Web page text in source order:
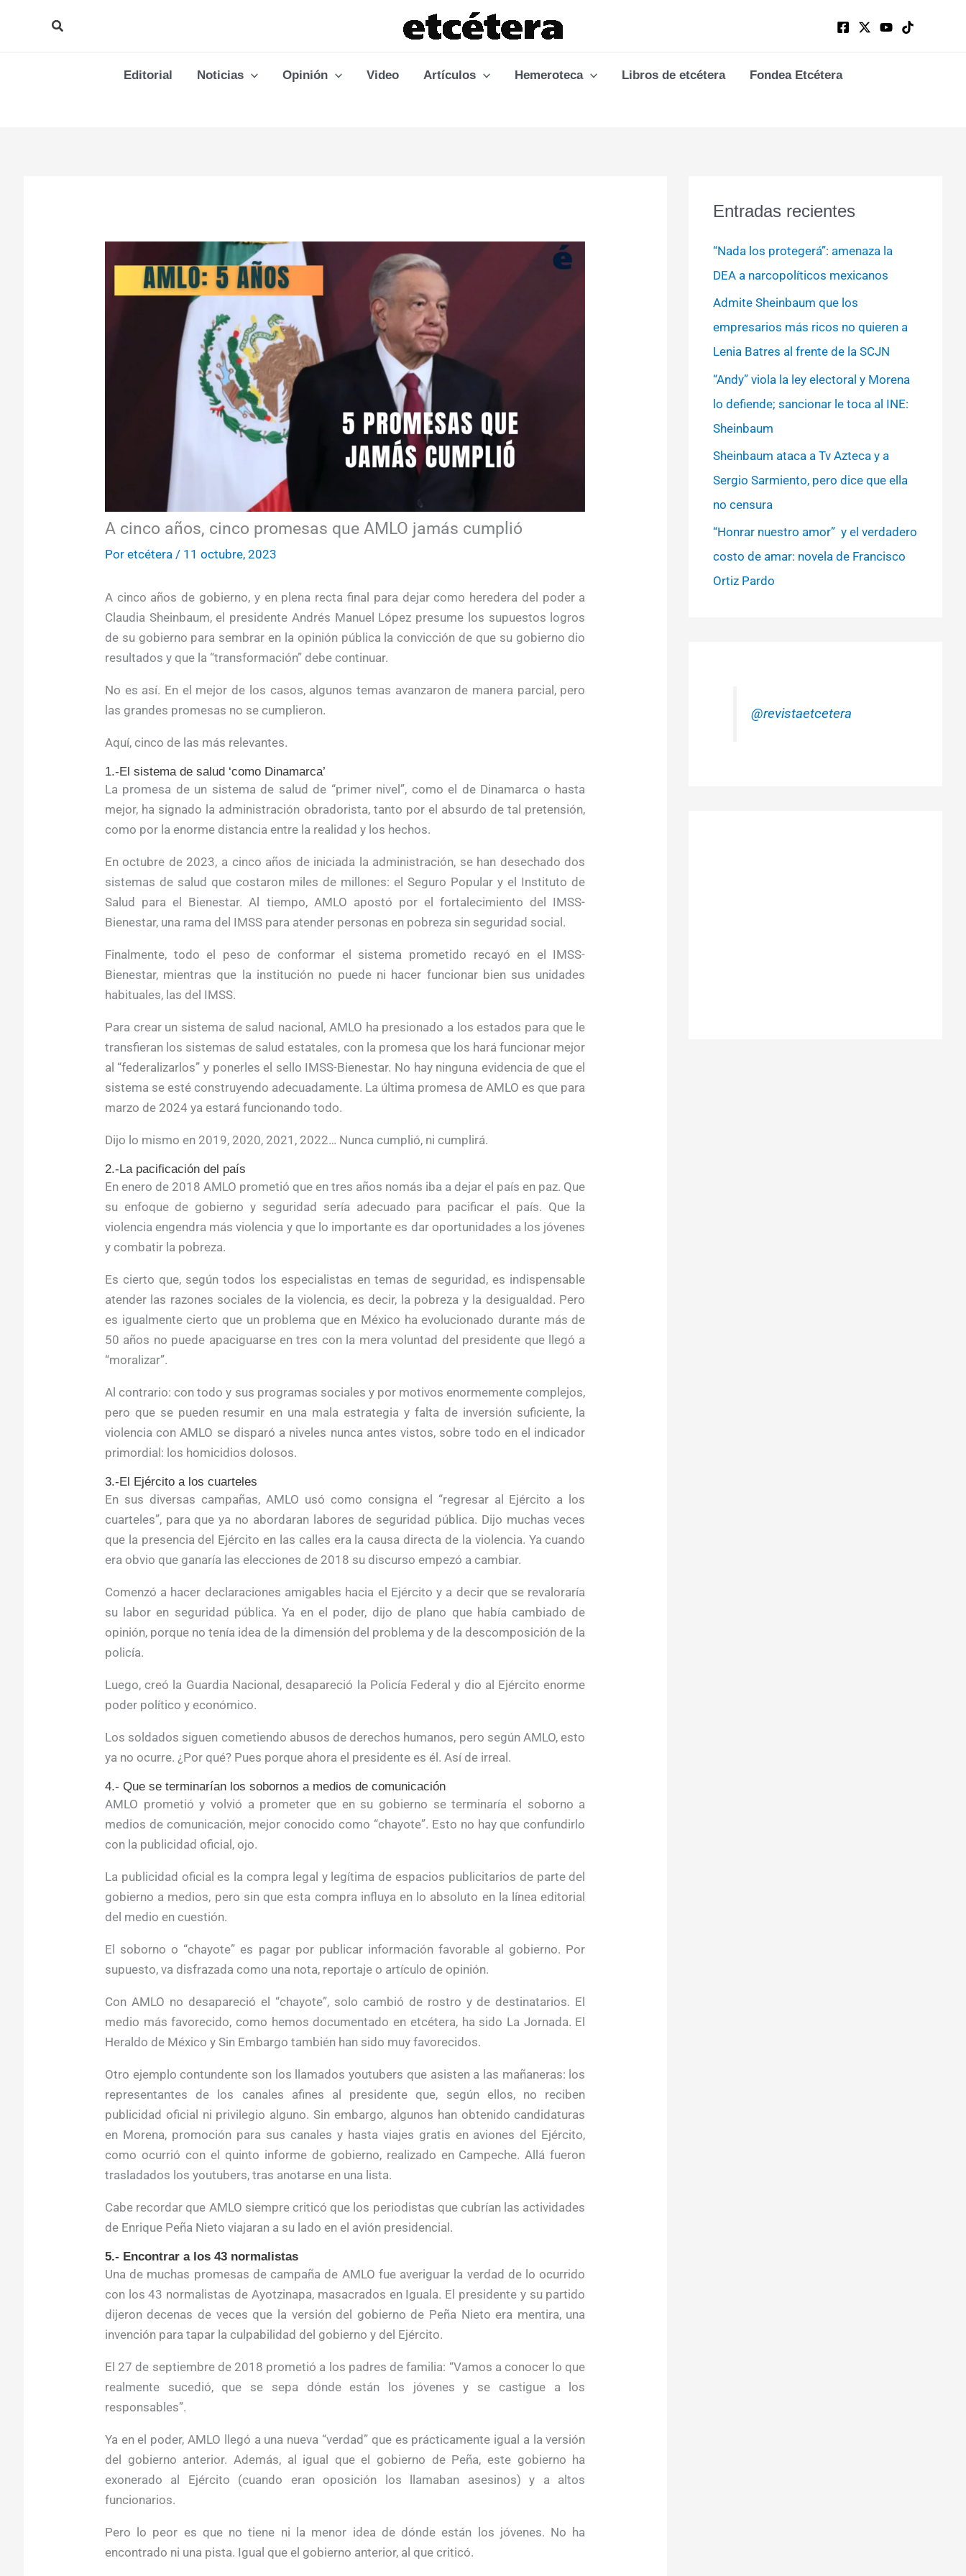
Buscar
Editorial Noticias Opinión Video Artículos Hemeroteca Libros de etcétera Fondea Etcétera
A cinco años, cinco promesas que AMLO jamás cumplió
Por etcétera / 11 octubre, 2023
A cinco años de gobierno, y en plena recta final para dejar como heredera del poder a
Claudia Sheinbaum, el presidente Andrés Manuel López presume los supuestos logros
de su gobierno para sembrar en la opinión pública la convicción de que su gobierno dio
resultados y que la “transformación” debe continuar.
No es así. En el mejor de los casos, algunos temas avanzaron de manera parcial, pero
las grandes promesas no se cumplieron.
Aquí, cinco de las más relevantes.
1.-El sistema de salud ‘como Dinamarca’
La promesa de un sistema de salud de “primer nivel”, como el de Dinamarca o hasta
mejor, ha signado la administración obradorista, tanto por el absurdo de tal pretensión,
como por la enorme distancia entre la realidad y los hechos.
En octubre de 2023, a cinco años de iniciada la administración, se han desechado dos
sistemas de salud que costaron miles de millones: el Seguro Popular y el Instituto de
Salud para el Bienestar. Al tiempo, AMLO apostó por el fortalecimiento del IMSS-
Bienestar, una rama del IMSS para atender personas en pobreza sin seguridad social.
Finalmente, todo el peso de conformar el sistema prometido recayó en el IMSS-
Bienestar, mientras que la institución no puede ni hacer funcionar bien sus unidades
habituales, las del IMSS.
Para crear un sistema de salud nacional, AMLO ha presionado a los estados para que le
transfieran los sistemas de salud estatales, con la promesa que los hará funcionar mejor
al “federalizarlos” y ponerles el sello IMSS-Bienestar. No hay ninguna evidencia de que el
sistema se esté construyendo adecuadamente. La última promesa de AMLO es que para
marzo de 2024 ya estará funcionando todo.
Dijo lo mismo en 2019, 2020, 2021, 2022… Nunca cumplió, ni cumplirá.
2.-La pacificación del país
En enero de 2018 AMLO prometió que en tres años nomás iba a dejar el país en paz. Que
su enfoque de gobierno y seguridad sería adecuado para pacificar el país. Que la
violencia engendra más violencia y que lo importante es dar oportunidades a los jóvenes
y combatir la pobreza.
Es cierto que, según todos los especialistas en temas de seguridad, es indispensable
atender las razones sociales de la violencia, es decir, la pobreza y la desigualdad. Pero
es igualmente cierto que un problema que en México ha evolucionado durante más de
50 años no puede apaciguarse en tres con la mera voluntad del presidente que llegó a
“moralizar”.
Al contrario: con todo y sus programas sociales y por motivos enormemente complejos,
pero que se pueden resumir en una mala estrategia y falta de inversión suficiente, la
violencia con AMLO se disparó a niveles nunca antes vistos, sobre todo en el indicador
primordial: los homicidios dolosos.
3.-El Ejército a los cuarteles
En sus diversas campañas, AMLO usó como consigna el “regresar al Ejército a los
cuarteles”, para que ya no abordaran labores de seguridad pública. Dijo muchas veces
que la presencia del Ejército en las calles era la causa directa de la violencia. Ya cuando
era obvio que ganaría las elecciones de 2018 su discurso empezó a cambiar.
Comenzó a hacer declaraciones amigables hacia el Ejército y a decir que se revaloraría
su labor en seguridad pública. Ya en el poder, dijo de plano que había cambiado de
opinión, porque no tenía idea de la dimensión del problema y de la descomposición de la
policía.
Luego, creó la Guardia Nacional, desapareció la Policía Federal y dio al Ejército enorme
poder político y económico.
Los soldados siguen cometiendo abusos de derechos humanos, pero según AMLO, esto
ya no ocurre. ¿Por qué? Pues porque ahora el presidente es él. Así de irreal.
4.- Que se terminarían los sobornos a medios de comunicación
AMLO prometió y volvió a prometer que en su gobierno se terminaría el soborno a
medios de comunicación, mejor conocido como “chayote”. Esto no hay que confundirlo
con la publicidad oficial, ojo.
La publicidad oficial es la compra legal y legítima de espacios publicitarios de parte del
gobierno a medios, pero sin que esta compra influya en lo absoluto en la línea editorial
del medio en cuestión.
El soborno o “chayote” es pagar por publicar información favorable al gobierno. Por
supuesto, va disfrazada como una nota, reportaje o artículo de opinión.
Con AMLO no desapareció el “chayote”, solo cambió de rostro y de destinatarios. El
medio más favorecido, como hemos documentado en etcétera, ha sido La Jornada. El
Heraldo de México y Sin Embargo también han sido muy favorecidos.
Otro ejemplo contundente son los llamados youtubers que asisten a las mañaneras: los
representantes de los canales afines al presidente que, según ellos, no reciben
publicidad oficial ni privilegio alguno. Sin embargo, algunos han obtenido candidaturas
en Morena, promoción para sus canales y hasta viajes gratis en aviones del Ejército,
como ocurrió con el quinto informe de gobierno, realizado en Campeche. Allá fueron
trasladados los youtubers, tras anotarse en una lista.
Cabe recordar que AMLO siempre criticó que los periodistas que cubrían las actividades
de Enrique Peña Nieto viajaran a su lado en el avión presidencial.
5.- Encontrar a los 43 normalistas
Una de muchas promesas de campaña de AMLO fue averiguar la verdad de lo ocurrido
con los 43 normalistas de Ayotzinapa, masacrados en Iguala. El presidente y su partido
dijeron decenas de veces que la versión del gobierno de Peña Nieto era mentira, una
invención para tapar la culpabilidad del gobierno y del Ejército.
El 27 de septiembre de 2018 prometió a los padres de familia: “Vamos a conocer lo que
realmente sucedió, que se sepa dónde están los jóvenes y se castigue a los
responsables”.
Ya en el poder, AMLO llegó a una nueva “verdad” que es prácticamente igual a la versión
del gobierno anterior. Además, al igual que el gobierno de Peña, este gobierno ha
exonerado al Ejército (cuando eran oposición los llamaban asesinos) y a altos
funcionarios.
Pero lo peor es que no tiene ni la menor idea de dónde están los jóvenes. No ha
encontrado ni una pista. Igual que el gobierno anterior, al que criticó.
Entradas recientes
“Nada los protegerá”: amenaza la
DEA a narcopolíticos mexicanos
Admite Sheinbaum que los
empresarios más ricos no quieren a
Lenia Batres al frente de la SCJN
“Andy” viola la ley electoral y Morena
lo defiende; sancionar le toca al INE:
Sheinbaum
Sheinbaum ataca a Tv Azteca y a
Sergio Sarmiento, pero dice que ella
no censura
“Honrar nuestro amor” y el verdadero
costo de amar: novela de Francisco
Ortiz Pardo
@revistaetcetera